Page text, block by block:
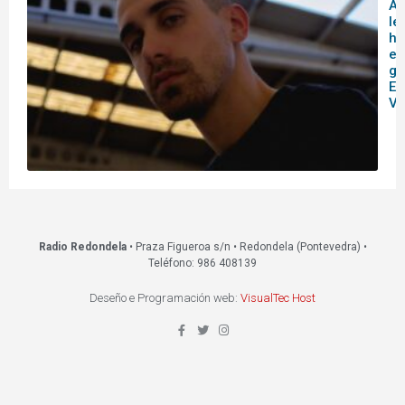
en
Radio Redondela• Praza Figueroa s/n • Redondela (Pontevedra) •
Teléfono: 986 408139
Deseño e Programación web: VisualTec Host